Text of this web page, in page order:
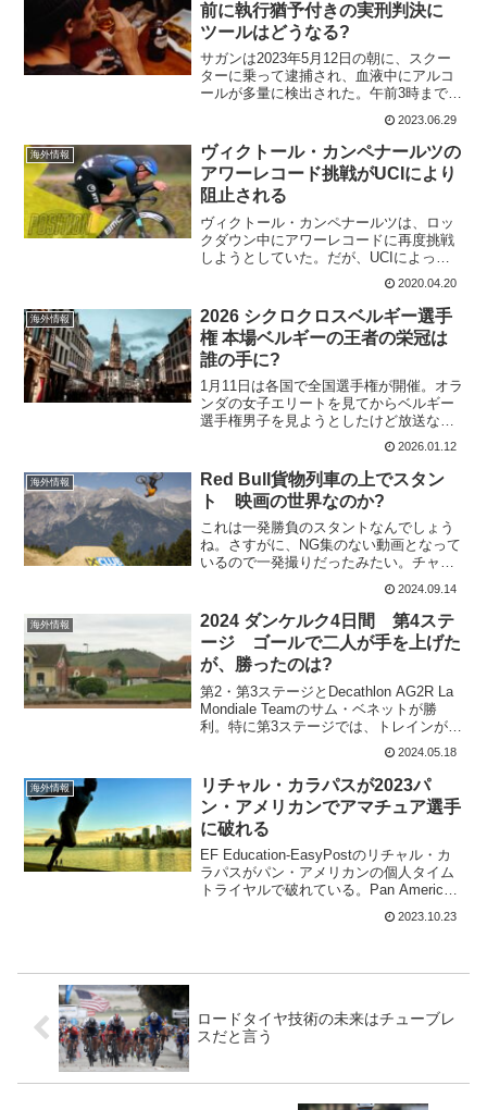
前に執行猶予付きの実刑判決に
ツールはどうなる?
サガンは2023年5月12日の朝に、スクー
ターに乗って逮捕され、血液中にアルコ
ールが多量に検出された。午前3時まで飲
んで、寝てからのことだけど、それでも
酔いが残っていたということだ。サガン
は謝罪 この投稿をInstagramで見る ...
2023.06.29
海外情報
ヴィクトール・カンペナールツの
アワーレコード挑戦がUCIにより
阻止される
ヴィクトール・カンペナールツは、ロッ
クダウン中にアワーレコードに再度挑戦
しようとしていた。だが、UCIによって
ロンドンのリーバレーヴェロドロームで
行われるアワーレコードのチャレンジを
妨害されたという。彼の目標は、海抜0m
でブラットリー・ウィ...
2020.04.20
海外情報
2026 シクロクロスベルギー選手
権 本場ベルギーの王者の栄冠は
誰の手に?
1月11日は各国で全国選手権が開催。オラ
ンダの女子エリートを見てからベルギー
選手権男子を見ようとしたけど放送な
し。オランダ女子は、パック・ピーテル
スとルシンダ・ブランドの戦い。だが、
結果はセイリン・アラバラードが勝利。
パック・ピーテルスが2...
2026.01.12
海外情報
Red Bull貨物列車の上でスタン
ト 映画の世界なのか?
これは一発勝負のスタントなんでしょう
ね。さすがに、NG集のない動画となって
いるので一発撮りだったみたい。チャレ
ンジしたのは、スロープスタイルの世界
タイトルを獲得したダウィド・ゴジエク
(Dawid Godziek)。10両の客車の上で8つ
のジ...
2024.09.14
海外情報
2024 ダンケルク4日間 第4ステ
ージ ゴールで二人が手を上げた
が、勝ったのは?
第2・第3ステージとDecathlon AG2R La
Mondiale Teamのサム・ベネットが勝
利。特に第3ステージでは、トレインが機
能して最後のカーブの前にトップにたっ
て押し切った。第4ステージも獲得標高は
649mと少ない。スプリン...
2024.05.18
海外情報
リチャル・カラパスが2023パ
ン・アメリカンでアマチュア選手
に破れる
EF Education-EasyPostのリチャル・カ
ラパスがパン・アメリカンの個人タイム
トライヤルで破れている。Pan American
Games ME - ITT(JR)パン・アメリカン競
技大会は、アメリカ州の国々が参加し、4
2023.10.23
ロードタイヤ技術の未来はチューブレ
スだと言う